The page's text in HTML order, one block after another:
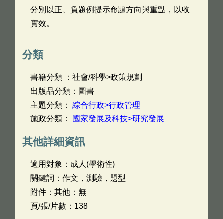
分別以正、負題例提示命題方向與重點，以收
實效。
分類
書籍分類 ：社會/科學>政策規劃
出版品分類：圖書
主題分類： 綜合行政>行政管理
施政分類：
國家發展及科技>研究發展
其他詳細資訊
適用對象：成人(學術性)
關鍵詞：作文，測驗，題型
附件：其他：無
頁/張/片數：138